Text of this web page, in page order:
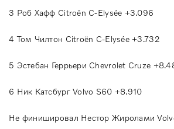
3 Роб Хафф Citroën C-Elysée +3.096
4 Том Чилтон Citroën C-Elysée +3.732
5 Эстебан Геррьери Chevrolet Cruze
6 Ник Катсбург Volvo S60 +8.910
Не финишировал Нестор Жиролами